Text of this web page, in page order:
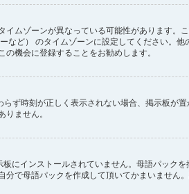
ムゾーンが異なっている可能性があります。
など） のタイムゾーンに設定してください。
機会に登録することをお勧めします。
ず時刻が正しく表示されない場合、掲示板が
ません。
にインストールされていません。母語パック
で母語パックを作成して頂いてかまいません